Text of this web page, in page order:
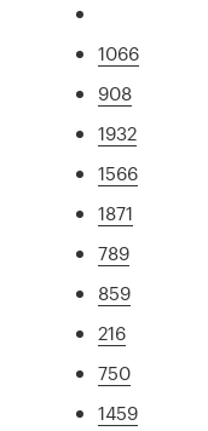
1066
908
1932
1566
1871
789
859
216
750
1459